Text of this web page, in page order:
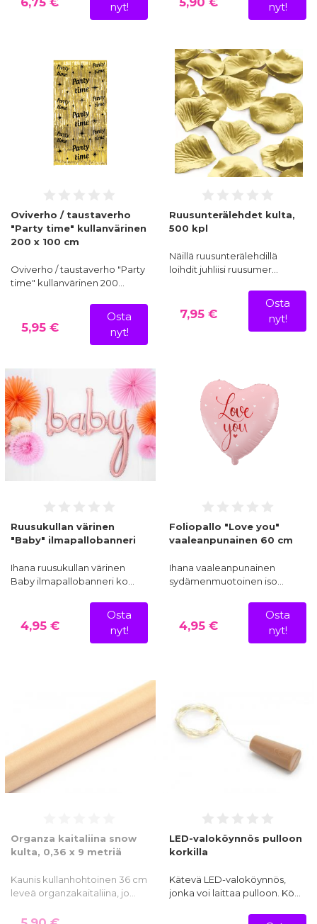
nyt! nyt!
Oviverho / taustaverho
"Party time" kullanvärinen
200 x 100 cm
Oviverho / taustaverho "Party
time" kullanvärinen 200…
5,95 €
Osta
nyt!
Ruusunterälehdet kulta,
500 kpl
Näillä ruusunterälehdillä
loihdit juhliisi ruusumer…
7,95 €
Osta
nyt!
Ruusukullan värinen
"Baby" ilmapallobanneri
Ihana ruusukullan värinen
Baby ilmapallobanneri ko…
4,95 €
Osta
nyt!
Foliopallo "Love you"
vaaleanpunainen 60 cm
Ihana vaaleanpunainen
sydämenmuotoinen iso…
4,95 €
Osta
nyt!
Organza kaitaliina snow
kulta, 0,36 x 9 metriä
Kaunis kullanhohtoinen 36 cm
leveä organzakaitaliina, jo…
LED-valoköynnös pulloon
korkilla
Kätevä LED-valoköynnös,
jonka voi laittaa pulloon. Kö…